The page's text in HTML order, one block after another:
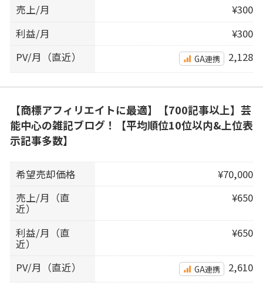
売上/月
¥300
利益/月
¥300
PV/月（直近）
GA連携 2,128
【商標アフィリエイトに最適】【700記事以上】芸
能中心の雑記ブログ！【平均順位10位以内&上位表
示記事多数】
希望売却価格
¥70,000
売上/月（直
近）
¥650
利益/月（直
近）
¥650
PV/月（直近） GA連携 2,610